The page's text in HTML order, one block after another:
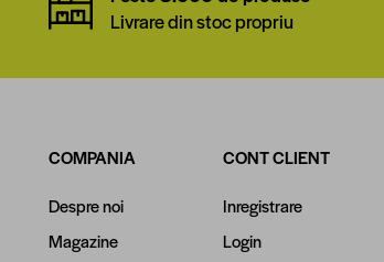
Livrare din stoc propriu
COMPANIA
Despre noi
Magazine
CONT CLIENT
Inregistrare
Login